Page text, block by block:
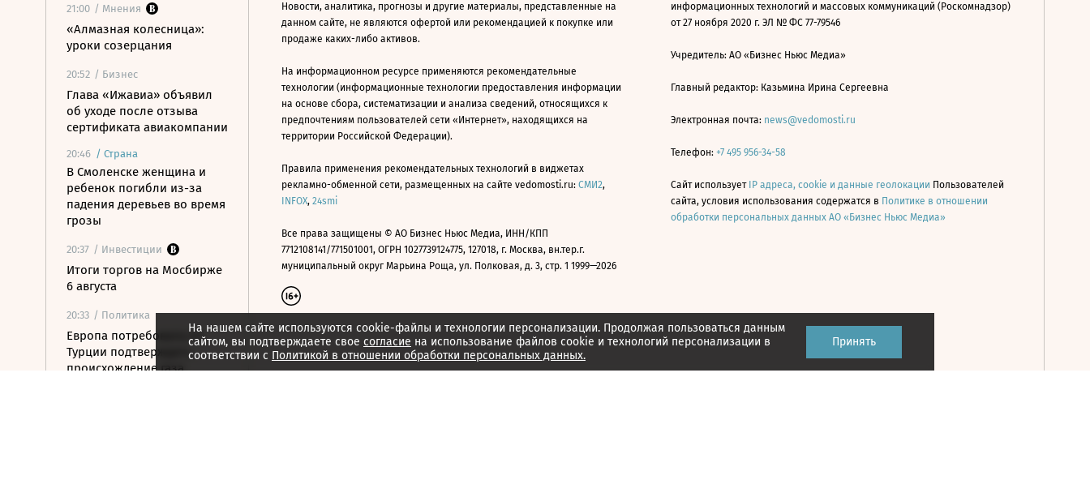
21:00 / Мнения
«Алмазная колесница»:
уроки созерцания
20:52 / Бизнес
Глава «Ижавиа» объявил
об уходе после отзыва
сертификата авиакомпании
20:46 / Страна
В Смоленске женщина и
ребенок погибли из-за
падения деревьев во время
грозы
20:37 / Инвестиции
Итоги торгов на Мосбирже
6 августа
20:33 / Политика
Европа потребовала от
Турции подтверждать
происхождение газа
На нашем сайте используются cookie-файлы и технологии персонализации. Продолжая пользоваться данным
сайтом, вы подтверждаете свое согласие на использование файлов cookie и технологий персонализации в
соответствии с Политикой в отношении обработки персональных данных.
Принять
Новости, аналитика, прогнозы и другие материалы, представленные на
данном сайте, не являются офертой или рекомендацией к покупке или
продаже каких-либо активов.
На информационном ресурсе применяются рекомендательные
технологии (информационные технологии предоставления информации
на основе сбора, систематизации и анализа сведений, относящихся к
предпочтениям пользователей сети «Интернет», находящихся на
территории Российской Федерации).
Правила применения рекомендательных технологий в виджетах
рекламно-обменной сети, размещенных на сайте vedomosti.ru: СМИ2,
INFOX, 24smi
Все права защищены © АО Бизнес Ньюс Медиа, ИНН/КПП
7712108141/771501001, ОГРН 1027739124775, 127018, г. Москва, вн.тер.г.
муниципальный округ Марьина Роща, ул. Полковая, д. 3, стр. 1 1999—2026
информационных технологий и массовых коммуникаций (Роскомнадзор)
от 27 ноября 2020 г. ЭЛ № ФС 77-79546
Учредитель: АО «Бизнес Ньюс Медиа»
Главный редактор: Казьмина Ирина Сергеевна
Электронная почта: news@vedomosti.ru
Телефон: +7 495 956-34-58
Сайт использует IP адреса, cookie и данные геолокации Пользователей
сайта, условия использования содержатся в Политике в отношении
обработки персональных данных АО «Бизнес Ньюс Медиа»